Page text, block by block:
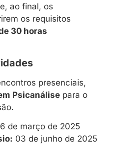
ao final, os
os requisitos
30 horas
presenciais,
Psicanálise para o
de março de 2025
03 de junho de 2025